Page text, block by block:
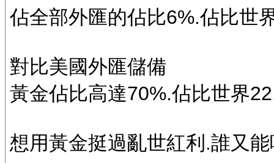
佔全部外匯的佔比6%.佔比世
對比美國外匯儲備
黃金佔比高達70%.佔比世界
想用黃金挺過亂世紅利.誰又